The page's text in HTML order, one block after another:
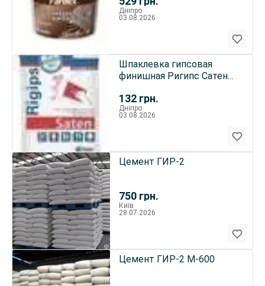
Дніпро
03.08.2026
132 грн.
Шпаклевка гипсовая
финишная Ригипс Сатен
Дніпро
03.08.2026
750 грн.
Цемент ГИР-2
Київ
28.07.2026
Цемент ГИР-2 М-600